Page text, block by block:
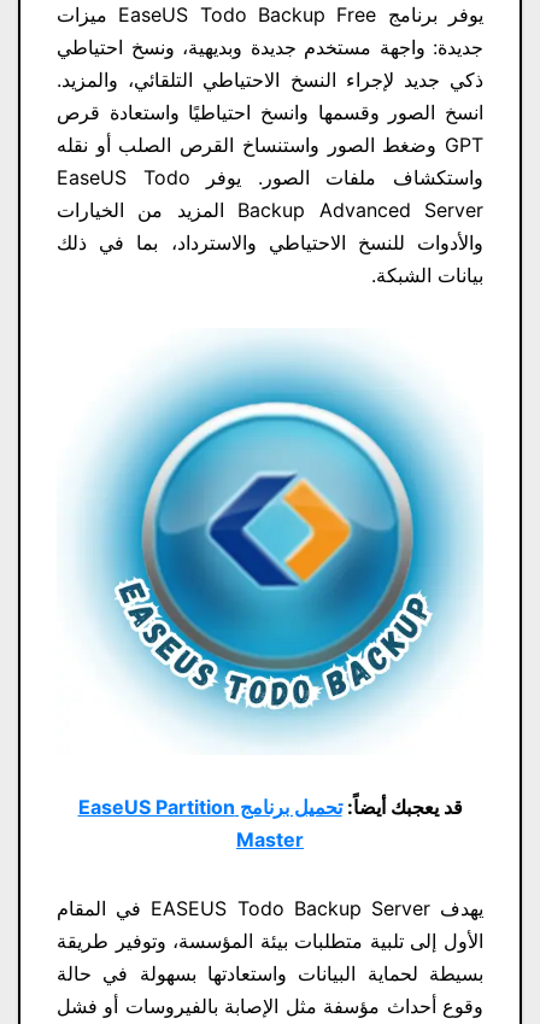
يوفر برنامج EaseUS Todo Backup Free​ ميزات
جديدة: واجهة مستخدم جديدة وبديهية، ونسخ احتياطي
ذكي جديد لإجراء النسخ الاحتياطي التلقائي، والمزيد.
انسخ الصور وقسمها وانسخ احتياطيًا واستعادة قرص
GPT وضغط الصور واستنساخ القرص الصلب أو نقله
واستكشاف ملفات الصور. يوفر EaseUS Todo
Backup Advanced Server المزيد من الخيارات
والأدوات للنسخ الاحتياطي والاسترداد، بما في ذلك
بيانات الشبكة.
قد يعجبك أيضاً:
تحميل برنامج EaseUS Partition
Master
يهدف EASEUS Todo Backup Server في المقام
الأول إلى تلبية متطلبات بيئة المؤسسة، وتوفير طريقة
بسيطة لحماية البيانات واستعادتها بسهولة في حالة
وقوع أحداث مؤسفة مثل الإصابة بالفيروسات أو فشل